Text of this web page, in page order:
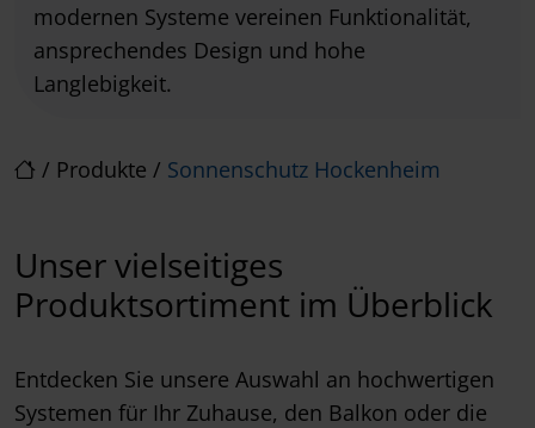
/ Produkte / Sonnenschutz Hockenheim
modernen Systeme vereinen Funktionalität,
ansprechendes Design und hohe
Langlebigkeit.
Unser vielseitiges
Produktsortiment im Überblick
Entdecken Sie unsere Auswahl an hochwertigen
Systemen für Ihr Zuhause, den Balkon oder die